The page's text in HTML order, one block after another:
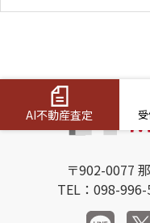
AI不動産査定
〒902-0077
TEL：098-